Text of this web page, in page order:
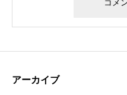
アーカイブ